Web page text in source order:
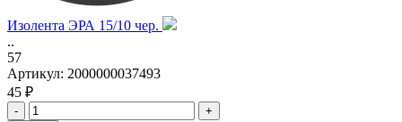
Изолента ЭРА 15/10 чер.
..
57
Артикул: 2000000037493
45 ₽
-
+